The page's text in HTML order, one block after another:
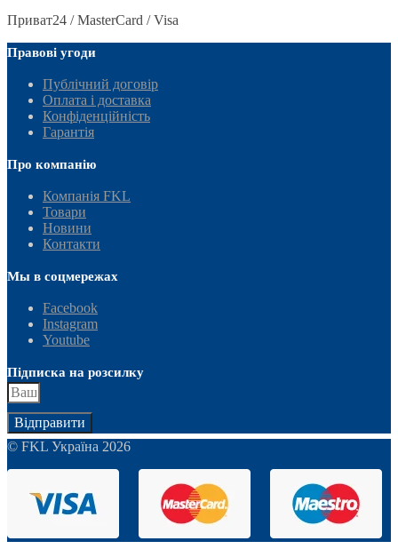
Приват24 / MasterCard / Visa
Правові угоди
Публічний договір
Оплата і доставка
Конфіденційність
Гарантія
Про компанію
Компанія FKL
Товари
Новини
Контакти
Мы в соцмережах
Facebook
Instagram
Youtube
Підписка на розсилку
Відправити
© FKL Україна 2026